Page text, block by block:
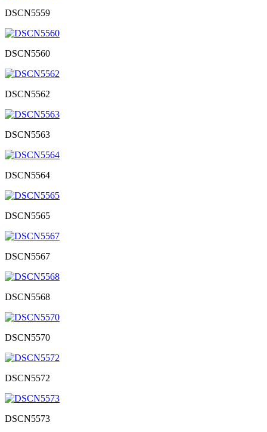
DSCN5559
DSCN5560
DSCN5562
DSCN5563
DSCN5564
DSCN5565
DSCN5567
DSCN5568
DSCN5570
DSCN5572
DSCN5573